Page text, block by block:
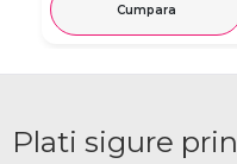
Cumpara
Plati sigure prin